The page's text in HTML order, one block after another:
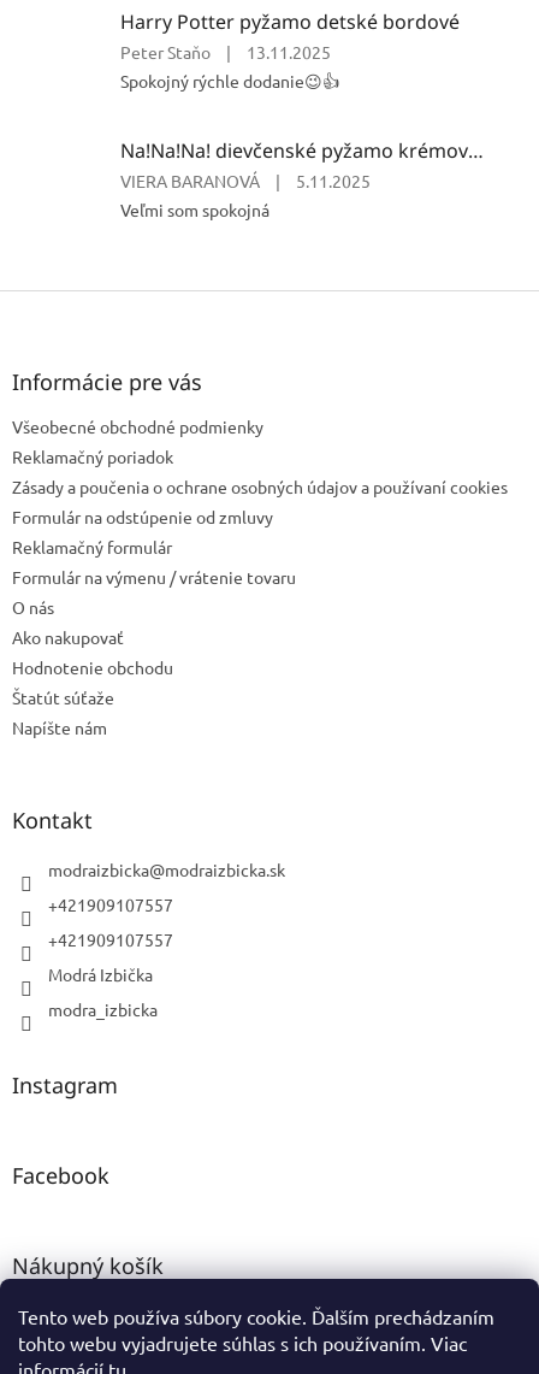
Tento web používa súbory cookie. Ďalším prechádzaním
tohto webu vyjadrujete súhlas s ich používaním. Viac
informácií tu
5
hviezdičiek.
Harry Potter pyžamo detské bordové
Hodnotenie
produktu
je
z
5
hviezdičiek.
Peter Staňo |
13.11.2025
Spokojný rýchle dodanie😉👍
Na!Na!Na! dievčenské pyžamo krémovo ružové
Hodnotenie
produktu
5
VIERA BARANOVÁ |
5.11.2025
Veľmi som spokojná
Z
Informácie pre vás
Všeobecné obchodné podmienky
Reklamačný poriadok
Zásady a poučenia o ochrane osobných údajov a používaní cookies
Formulár na odstúpenie od zmluvy
Reklamačný formulár
Formulár na výmenu / vrátenie tovaru
O nás
Ako nakupovať
Hodnotenie obchodu
Štatút súťaže
Napíšte nám
Kontakt
modraizbicka@modraizbicka.sk
+421909107557
+421909107557
Modrá Izbička
modra_izbicka
Instagram
Facebook
Nákupný košík
0 KS /0 €